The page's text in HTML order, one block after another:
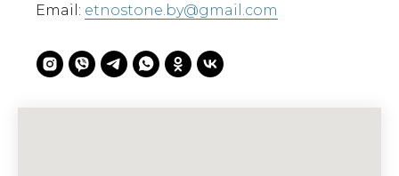
Email: etnostone.by@gmail.com